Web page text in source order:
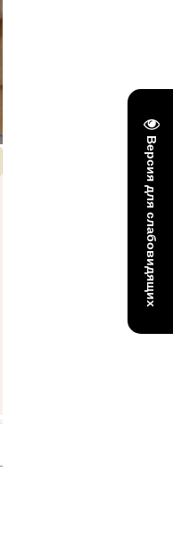
Версия для слабовидящих